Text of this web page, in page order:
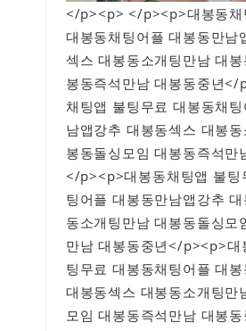
</p><p> </p><p>대봉동채
대봉동채팅어플 대봉동만남
섹스 대봉동소개팅만남 대
봉동즉석만남 대봉동중년</
채팅앱 불팅무료 대봉동채
남앱강추 대봉동섹스 대봉
봉동돌싱모임 대봉동즉석만
</p><p>대봉동채팅앱 불팅
팅어플 대봉동만남앱강추
동소개팅만남 대봉동돌싱모
만남 대봉동중년</p><p>대
팅무료 대봉동채팅어플 대
대봉동섹스 대봉동소개팅만
모임 대봉동즉석만남 대봉